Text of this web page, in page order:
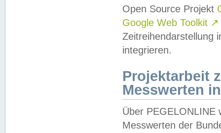
Open Source Projekt
Google Web Toolkit ↗
Zeitreihendarstellung
integrieren.
Projektarbeit
Messwerten
Über PEGELONLINE
Messwerten der